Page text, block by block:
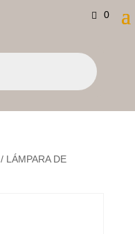
0
/ LÁMPARA DE